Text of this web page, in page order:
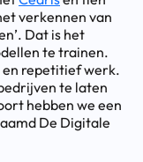
verkennen van
Dat is het
te trainen.
en repetitief werk.
te laten
hebben we een
De Digitale